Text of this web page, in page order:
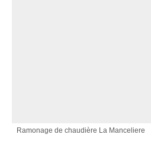
Ramonage de chaudière La Manceliere